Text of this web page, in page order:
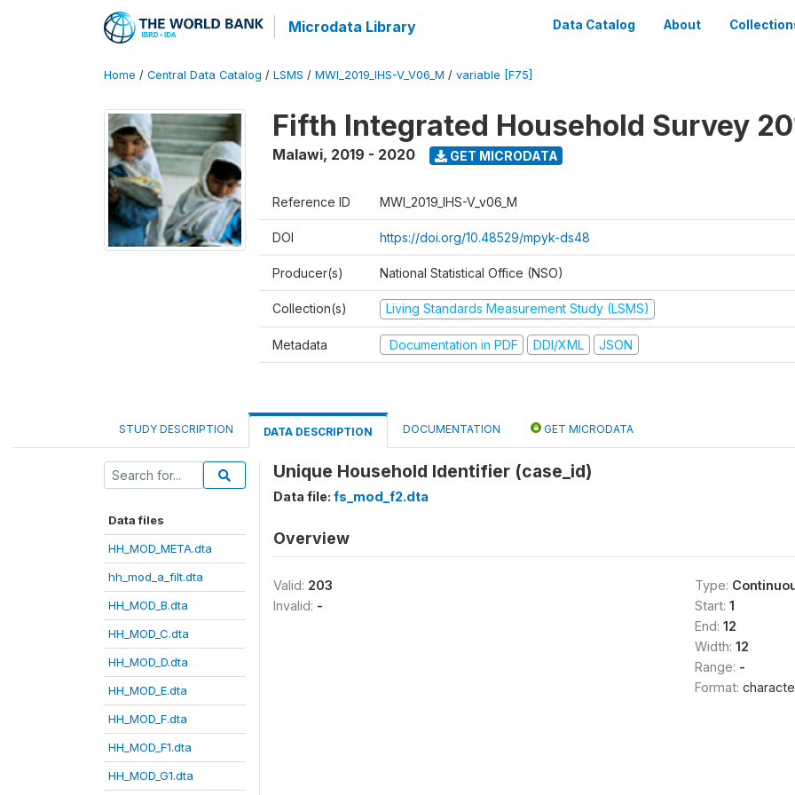
Microdata Library Data Catalog About
Home / Central Data Catalog / LSMS / MWI_2019_IHS-V_V06_M / variable [F75]
Fifth Integrated Household Survey
Malawi, 2019 - 2020 GET MICRODATA
Reference ID MWI_2019_IHS-V_v06_M
DOI https://doi.org/10.48529/mpyk-ds48
Producer(s) National Statistical Office (NSO)
Collection(s) Living Standards Measurement Study (LSMS)
Metadata Documentation in PDF DDI/XML JSON
STUDY DESCRIPTION DATA DESCRIPTION DOCUMENTATION GET MICRODATA
Data files
HH_MOD_META.dta
hh_mod_a_filt.dta
HH_MOD_B.dta
HH_MOD_C.dta
HH_MOD_D.dta
HH_MOD_E.dta
HH_MOD_F.dta
HH_MOD_F1.dta
HH_MOD_G1.dta
Unique Household Identifier (case_id)
Data file: fs_mod_f2.dta
Overview
Valid: 203
Invalid: -
Type:
Start: 1
End: 12
Width: 12
Range: -
Format: